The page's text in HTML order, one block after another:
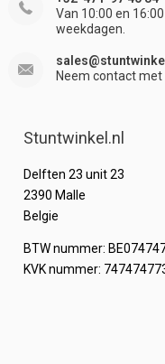
Van 10:00 en
weekdagen.
Neem contact met
Stuntwinkel.nl
Delften 23 unit 23
2390 Malle
Belgie
BTW nummer:
KVK nummer: